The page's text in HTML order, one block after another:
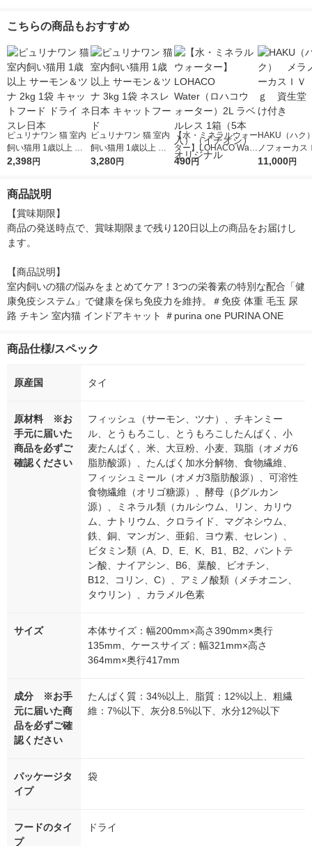
ト
こちらの商品もおすすめ
ピュリナワン 猫 室内
飼い猫用 1歳以上 サ
ーモン＆ツナ 2kg 1袋
2,398円
ピュリナワン 猫 室内
飼い猫用 1歳以上 サ
ーモン＆ツナ 3kg 1袋
3,280円
【水・ミネラルウォー
ター】LOHACO Wate
r（ロハコウォータ
490円
HAKU（ハ
ノフォーカ
5ｇ 資生堂
11,000円
商品説明
【賞味期限】
商品の発送時点で、賞味期限まで残り120日以上の商品をお届けし
ます。
【商品説明】
室内飼いの猫の悩みをまとめてケア！3つの栄養素の特別な配合「健
康免疫システム」で健康を保ち免疫力を維持。＃免疫 体重 毛玉 尿
路 チキン 室内猫 インドアキャット ＃purina one PURINA ONE
商品仕様/スペック
原産国 タイ
原材料 ※お
手元に届いた
商品を必ずご
確認ください
フィッシュ（サーモン、ツナ）、チキンミー
ル、とうもろこし、とうもろこしたんぱく、小
麦たんぱく、米、大豆粉、小麦、鶏脂（オメガ6
脂肪酸源）、たんぱく加水分解物、食物繊維、
フィッシュミール（オメガ3脂肪酸源）、可溶性
食物繊維（オリゴ糖源）、酵母（βグルカン
源）、ミネラル類（カルシウム、リン、カリウ
ム、ナトリウム、クロライド、マグネシウム、
鉄、銅、マンガン、亜鉛、ヨウ素、セレン）、
ビタミン類（A、D、E、K、B1、B2、パントテ
ン酸、ナイアシン、B6、葉酸、ビオチン、
B12、コリン、C）、アミノ酸類（メチオニン、
タウリン）、カラメル色素
サイズ
本体サイズ：幅200mm×高さ390mm×奥行
135mm、ケースサイズ：幅321mm×高さ
364mm×奥行417mm
成分 ※お手
元に届いた商
品を必ずご確
認ください
たんぱく質：34%以上、脂質：12%以上、粗繊
維：7%以下、灰分8.5%以下、水分12%以下
パッケージタ
イプ
袋
フードのタイ
プ
ドライ